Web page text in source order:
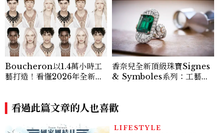
Boucheron以1.4萬小時工
藝打造！看懂2026年全新高
香奈兒全新頂級珠寶Signes
& Symboles系列：工藝解
看過此篇文章的人也喜歡
LIFESTYLE